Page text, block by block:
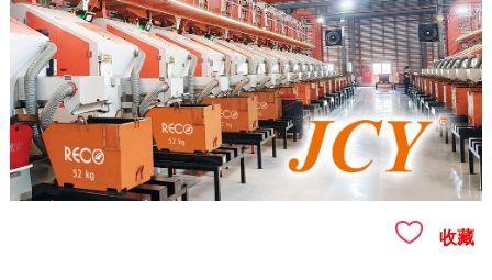
收藏